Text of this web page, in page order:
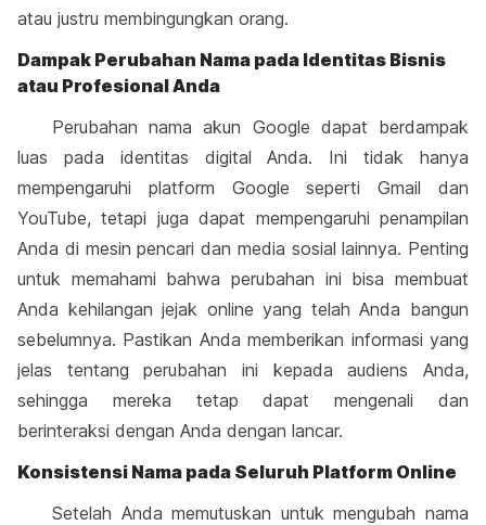
atau justru membingungkan orang.
Dampak Perubahan Nama pada Identitas Bisnis
atau Profesional Anda
Perubahan nama akun Google dapat berdampak
luas pada identitas digital Anda. Ini tidak hanya
mempengaruhi platform Google seperti Gmail dan
YouTube, tetapi juga dapat mempengaruhi penampilan
Anda di mesin pencari dan media sosial lainnya. Penting
untuk memahami bahwa perubahan ini bisa membuat
Anda kehilangan jejak online yang telah Anda bangun
sebelumnya. Pastikan Anda memberikan informasi yang
jelas tentang perubahan ini kepada audiens Anda,
sehingga mereka tetap dapat mengenali dan
berinteraksi dengan Anda dengan lancar.
Konsistensi Nama pada Seluruh Platform Online
Setelah Anda memutuskan untuk mengubah nama